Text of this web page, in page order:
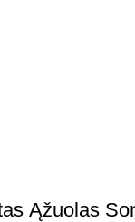
Ąžuolas